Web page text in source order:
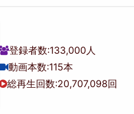
登録者数:133,000人
動画本数:115本
総再生回数:20,707,098回